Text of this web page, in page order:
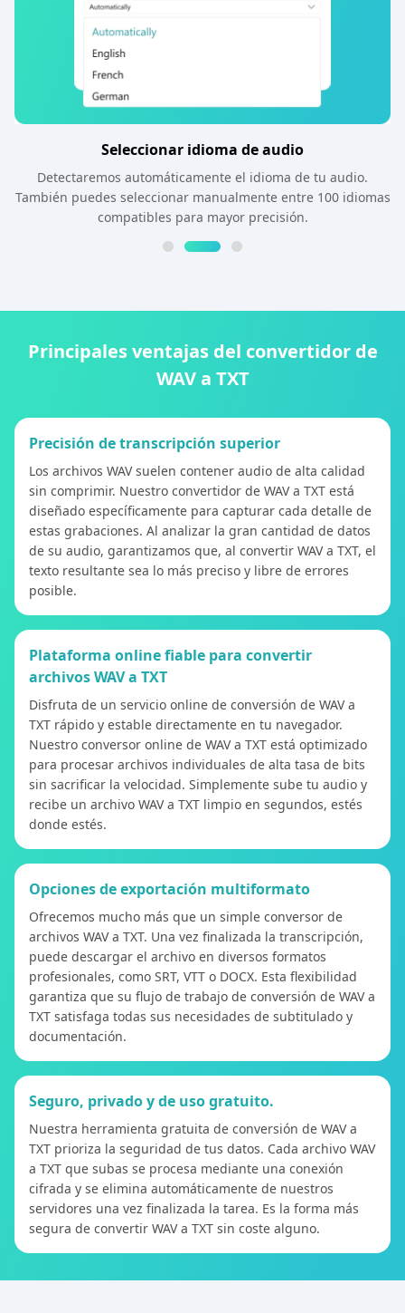
Seleccionar idioma de audio
Detectaremos automáticamente el idioma de tu audio.
También puedes seleccionar manualmente entre 100 idiomas
compatibles para mayor precisión.
Principales ventajas del convertidor de
WAV a TXT
Precisión de transcripción superior
Los archivos WAV suelen contener audio de alta calidad
sin comprimir. Nuestro convertidor de WAV a TXT está
diseñado específicamente para capturar cada detalle de
estas grabaciones. Al analizar la gran cantidad de datos
de su audio, garantizamos que, al convertir WAV a TXT, el
texto resultante sea lo más preciso y libre de errores
posible.
Plataforma online fiable para convertir
archivos WAV a TXT
Disfruta de un servicio online de conversión de WAV a
TXT rápido y estable directamente en tu navegador.
Nuestro conversor online de WAV a TXT está optimizado
para procesar archivos individuales de alta tasa de bits
sin sacrificar la velocidad. Simplemente sube tu audio y
recibe un archivo WAV a TXT limpio en segundos, estés
donde estés.
Opciones de exportación multiformato
Ofrecemos mucho más que un simple conversor de
archivos WAV a TXT. Una vez finalizada la transcripción,
puede descargar el archivo en diversos formatos
profesionales, como SRT, VTT o DOCX. Esta flexibilidad
garantiza que su flujo de trabajo de conversión de WAV a
TXT satisfaga todas sus necesidades de subtitulado y
documentación.
Seguro, privado y de uso gratuito.
Nuestra herramienta gratuita de conversión de WAV a
TXT prioriza la seguridad de tus datos. Cada archivo WAV
a TXT que subas se procesa mediante una conexión
cifrada y se elimina automáticamente de nuestros
servidores una vez finalizada la tarea. Es la forma más
segura de convertir WAV a TXT sin coste alguno.